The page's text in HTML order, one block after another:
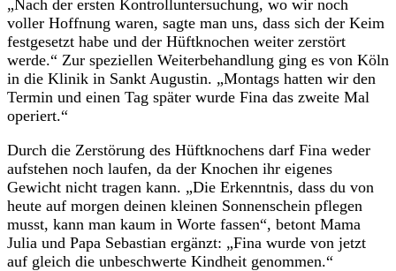
„Nach der ersten Kontrolluntersuchung, wo wir noch
voller Hoffnung waren, sagte man uns, dass sich der Keim
festgesetzt habe und der Hüftknochen weiter zerstört
werde.“ Zur speziellen Weiterbehandlung ging es von Köln
in die Klinik in Sankt Augustin. „Montags hatten wir den
Termin und einen Tag später wurde Fina das zweite Mal
operiert.“
Durch die Zerstörung des Hüftknochens darf Fina weder
aufstehen noch laufen, da der Knochen ihr eigenes
Gewicht nicht tragen kann. „Die Erkenntnis, dass du von
heute auf morgen deinen kleinen Sonnenschein pflegen
musst, kann man kaum in Worte fassen“, betont Mama
Julia und Papa Sebastian ergänzt: „Fina wurde von jetzt
auf gleich die unbeschwerte Kindheit genommen.“